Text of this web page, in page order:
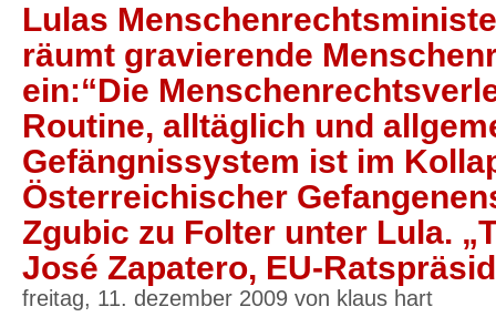
Lulas
räumt gravierende
ein:“Die
Routine, alltäglich und
Gefängnissystem ist im
Österreichischer
Zgubic zu Folter unter Lula.
José Zapatero, EU-
freitag, 11. dezember 2009 von klaus hart